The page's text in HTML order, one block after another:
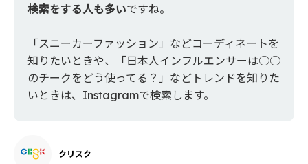
検索をする人も多いですね。
「スニーカーファッション」などコーディネートを
知りたいときや、「日本人インフルエンサーは○○
のチークをどう使ってる？」などトレンドを知りた
いときは、Instagramで検索します。
クリスク